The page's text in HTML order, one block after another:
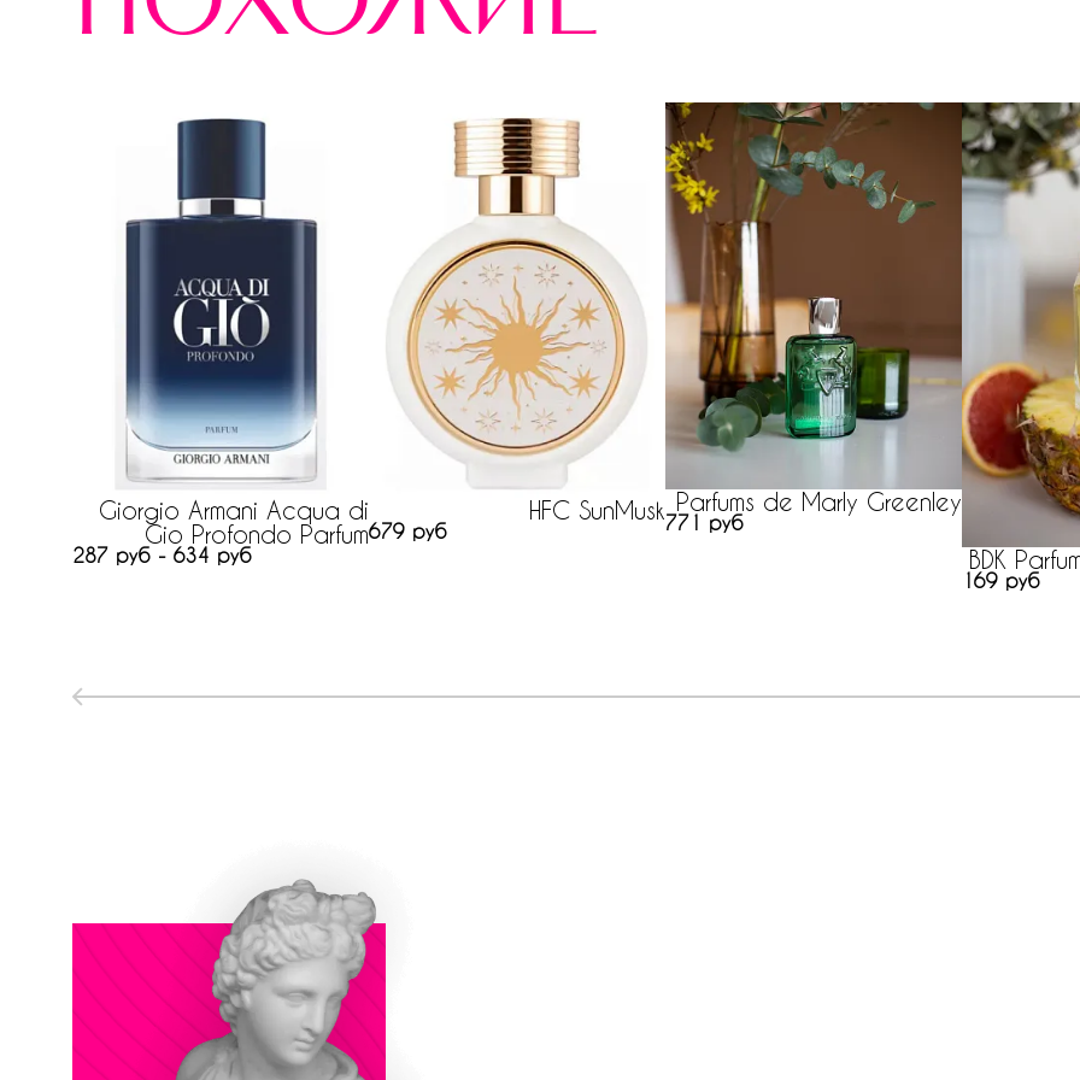
Giorgio Armani Acqua di
Gio Profondo Parfum
287 руб - 634 руб
HFC SunMusk
679 руб
Parfums de Marly Greenley
771 руб
BDK
169 руб